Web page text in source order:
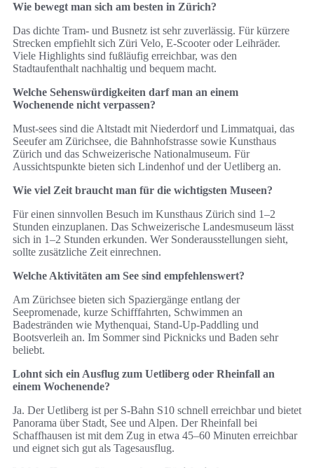
Wie bewegt man sich am besten in Zürich?
Das dichte Tram- und Busnetz ist sehr zuverlässig. Für kürzere
Strecken empfiehlt sich Züri Velo, E-Scooter oder Leihräder.
Viele Highlights sind fußläufig erreichbar, was den
Stadtaufenthalt nachhaltig und bequem macht.
Welche Sehenswürdigkeiten darf man an einem
Wochenende nicht verpassen?
Must-sees sind die Altstadt mit Niederdorf und Limmatquai, das
Seeufer am Zürichsee, die Bahnhofstrasse sowie Kunsthaus
Zürich und das Schweizerische Nationalmuseum. Für
Aussichtspunkte bieten sich Lindenhof und der Uetliberg an.
Wie viel Zeit braucht man für die wichtigsten Museen?
Für einen sinnvollen Besuch im Kunsthaus Zürich sind 1–2
Stunden einzuplanen. Das Schweizerische Landesmuseum lässt
sich in 1–2 Stunden erkunden. Wer Sonderausstellungen sieht,
sollte zusätzliche Zeit einrechnen.
Welche Aktivitäten am See sind empfehlenswert?
Am Zürichsee bieten sich Spaziergänge entlang der
Seepromenade, kurze Schifffahrten, Schwimmen an
Badestränden wie Mythenquai, Stand-Up-Paddling und
Bootsverleih an. Im Sommer sind Picknicks und Baden sehr
beliebt.
Lohnt sich ein Ausflug zum Uetliberg oder Rheinfall an
einem Wochenende?
Ja. Der Uetliberg ist per S-Bahn S10 schnell erreichbar und bietet
Panorama über Stadt, See und Alpen. Der Rheinfall bei
Schaffhausen ist mit dem Zug in etwa 45–60 Minuten erreichbar
und eignet sich gut als Tagesausflug.